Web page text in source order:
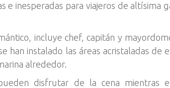
e inesperadas para viajeros de altísima
incluye chef, capitán y
han instalado las áreas acristaladas
alrededor.
disfrutar de la cena